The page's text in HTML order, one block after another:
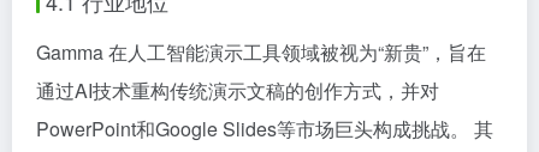
Gamma 在人工智能演示工具领域被视为“新贵”，旨在
通过AI技术重构传统演示文稿的创作方式，并对
PowerPoint和Google Slides等市场巨头构成挑战。 其